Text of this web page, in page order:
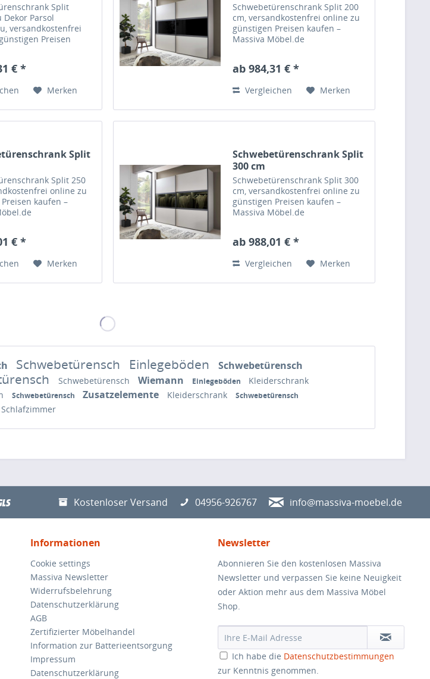
Split
Dekor Parsol
versandkostenfrei
Preisen
€ *
Merken
Schwebetürenschrank Split 200
cm, versandkostenfrei online zu
günstigen Preisen kaufen –
Massiva Möbel.de
ab 984,31 € *
Vergleichen Merken
Split
Split 250
online zu
kaufen –
€ *
Merken
Schwebetürenschrank Split
300 cm
Schwebetürenschrank Split 300
cm, versandkostenfrei online zu
günstigen Preisen kaufen –
Massiva Möbel.de
ab 988,01 € *
Vergleichen Merken
Schwebetürensch Einlegeböden
Schwebetürensch
Schwebetürensch Wiemann Einlegeböden
Kleiderschrank
Schwebetürensch Zusatzelemente Kleiderschrank Schwebetürensch
Schlafzimmer
Kostenloser Versand 04956-926767 info@massiva-moebel.de
Informationen
Cookie settings
Massiva Newsletter
Widerrufsbelehrung
Datenschutzerklärung
AGB
Zertifizierter Möbelhandel
Information zur Batterieentsorgung
Impressum
Datenschutzerklärung
Newsletter
Abonnieren Sie den kostenlosen Massiva
Newsletter und verpassen Sie keine Neuigkeit
oder Aktion mehr aus dem Massiva Möbel
Shop.
Ich habe die Datenschutzbestimmungen
zur Kenntnis genommen.